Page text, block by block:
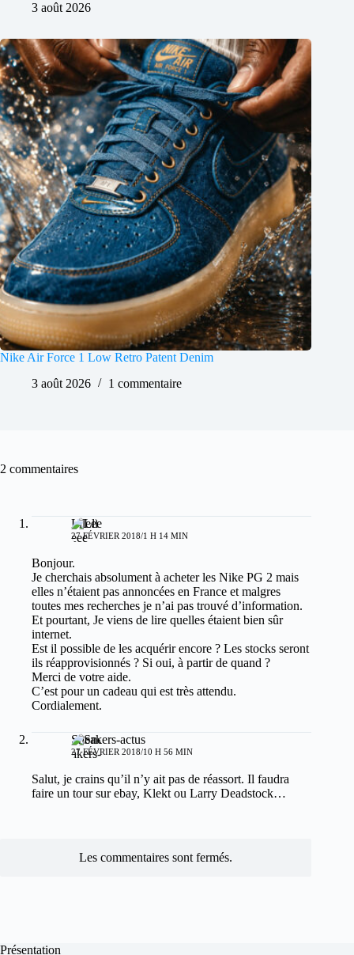
3 août 2026
Nike Air Force 1 Low Retro Patent Denim
3 août 2026
1 commentaire
2 commentaires
Llleee
27 FÉVRIER 2018/1 H 14 MIN
Bonjour.
Je cherchais absolument à acheter les Nike PG 2 mais
elles n’étaient pas annoncées en France et malgres
toutes mes recherches je n’ai pas trouvé d’information.
Et pourtant, Je viens de lire quelles étaient bien sûr
internet.
Est il possible de les acquérir encore ? Les stocks seront
ils réapprovisionnés ? Si oui, à partir de quand ?
Merci de votre aide.
C’est pour un cadeau qui est très attendu.
Cordialement.
Sneakers-actus
27 FÉVRIER 2018/10 H 56 MIN
Salut, je crains qu’il n’y ait pas de réassort. Il faudra
faire un tour sur ebay, Klekt ou Larry Deadstock…
Les commentaires sont fermés.
Présentation